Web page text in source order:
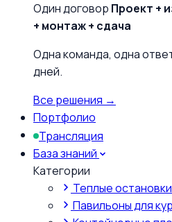
Один договор Проект +
+ монтаж + сдача
Одна команда, одна
дней.
Все решения →
Портфолио
Трансляция
База знаний
Категории
Теплые остановки
Павильоны для